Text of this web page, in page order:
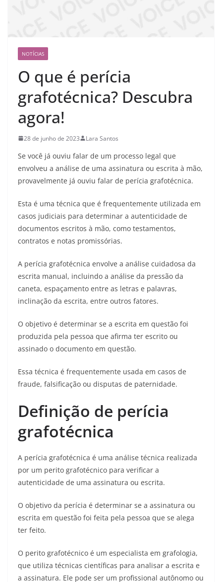
NOTÍCIAS
O que é perícia
grafotécnica? Descubra
agora!
28 de junho de 2023 Lara Santos
Se você já ouviu falar de um processo legal que
envolveu a análise de uma assinatura ou escrita à mão,
provavelmente já ouviu falar de perícia grafotécnica.
Esta é uma técnica que é frequentemente utilizada em
casos judiciais para determinar a autenticidade de
documentos escritos à mão, como testamentos,
contratos e notas promissórias.
A perícia grafotécnica envolve a análise cuidadosa da
escrita manual, incluindo a análise da pressão da
caneta, espaçamento entre as letras e palavras,
inclinação da escrita, entre outros fatores.
O objetivo é determinar se a escrita em questão foi
produzida pela pessoa que afirma ter escrito ou
assinado o documento em questão.
Essa técnica é frequentemente usada em casos de
fraude, falsificação ou disputas de paternidade.
Definição de perícia
grafotécnica
A perícia grafotécnica é uma análise técnica realizada
por um perito grafotécnico para verificar a
autenticidade de uma assinatura ou escrita.
O objetivo da perícia é determinar se a assinatura ou
escrita em questão foi feita pela pessoa que se alega
ter feito.
O perito grafotécnico é um especialista em grafologia,
que utiliza técnicas científicas para analisar a escrita e
a assinatura. Ele pode ser um profissional autônomo ou